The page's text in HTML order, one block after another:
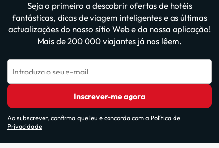
Seja o primeiro a descobrir ofertas de hotéis
fantásticas, dicas de viagem inteligentes e as últimas
actualizações do nosso sítio Web e da nossa aplicação!
Mais de 200 000 viajantes já nos lêem.
Introduza o seu e-mail
Inscrever-me agora
Ao subscrever, confirma que leu e concorda com a Política de
Privacidade